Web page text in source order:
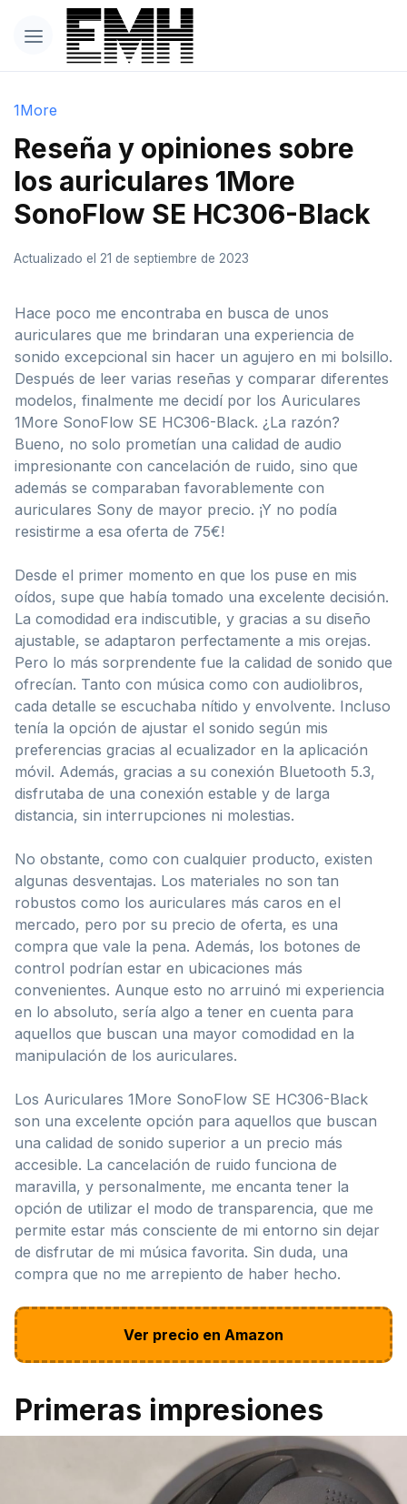
1More
Reseña y opiniones sobre
los auriculares 1More
SonoFlow SE HC306-Black
Actualizado el 21 de septiembre de 2023
Hace poco me encontraba en busca de unos
auriculares que me brindaran una experiencia de
sonido excepcional sin hacer un agujero en mi bolsillo.
Después de leer varias reseñas y comparar diferentes
modelos, finalmente me decidí por los Auriculares
1More SonoFlow SE HC306-Black. ¿La razón?
Bueno, no solo prometían una calidad de audio
impresionante con cancelación de ruido, sino que
además se comparaban favorablemente con
auriculares Sony de mayor precio. ¡Y no podía
resistirme a esa oferta de 75€!
Desde el primer momento en que los puse en mis
oídos, supe que había tomado una excelente decisión.
La comodidad era indiscutible, y gracias a su diseño
ajustable, se adaptaron perfectamente a mis orejas.
Pero lo más sorprendente fue la calidad de sonido que
ofrecían. Tanto con música como con audiolibros,
cada detalle se escuchaba nítido y envolvente. Incluso
tenía la opción de ajustar el sonido según mis
preferencias gracias al ecualizador en la aplicación
móvil. Además, gracias a su conexión Bluetooth 5.3,
disfrutaba de una conexión estable y de larga
distancia, sin interrupciones ni molestias.
No obstante, como con cualquier producto, existen
algunas desventajas. Los materiales no son tan
robustos como los auriculares más caros en el
mercado, pero por su precio de oferta, es una
compra que vale la pena. Además, los botones de
control podrían estar en ubicaciones más
convenientes. Aunque esto no arruinó mi experiencia
en lo absoluto, sería algo a tener en cuenta para
aquellos que buscan una mayor comodidad en la
manipulación de los auriculares.
Los Auriculares 1More SonoFlow SE HC306-Black
son una excelente opción para aquellos que buscan
una calidad de sonido superior a un precio más
accesible. La cancelación de ruido funciona de
maravilla, y personalmente, me encanta tener la
opción de utilizar el modo de transparencia, que me
permite estar más consciente de mi entorno sin dejar
de disfrutar de mi música favorita. Sin duda, una
compra que no me arrepiento de haber hecho.
Ver precio en Amazon
Primeras impresiones